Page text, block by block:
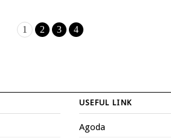
1 2 3 4
USEFUL LINK
Agoda